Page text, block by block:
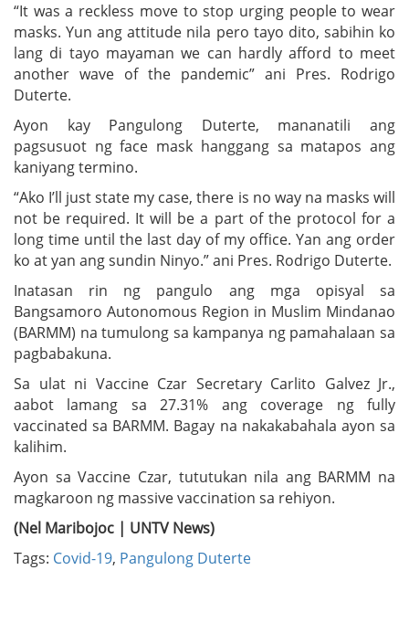
“It was a reckless move to stop urging people to wear
masks. Yun ang attitude nila pero tayo dito, sabihin ko
lang di tayo mayaman we can hardly afford to meet
another wave of the pandemic” ani Pres. Rodrigo
Duterte.
Ayon kay Pangulong Duterte, mananatili ang
pagsusuot ng face mask hanggang sa matapos ang
kaniyang termino.
“Ako I’ll just state my case, there is no way na masks will
not be required. It will be a part of the protocol for a
long time until the last day of my office. Yan ang order
ko at yan ang sundin Ninyo.” ani Pres. Rodrigo Duterte.
Inatasan rin ng pangulo ang mga opisyal sa
Bangsamoro Autonomous Region in Muslim Mindanao
(BARMM) na tumulong sa kampanya ng pamahalaan sa
pagbabakuna.
Sa ulat ni Vaccine Czar Secretary Carlito Galvez Jr.,
aabot lamang sa 27.31% ang coverage ng fully
vaccinated sa BARMM. Bagay na nakakabahala ayon sa
kalihim.
Ayon sa Vaccine Czar, tututukan nila ang BARMM na
magkaroon ng massive vaccination sa rehiyon.
(Nel Maribojoc | UNTV News)
Tags: Covid-19, Pangulong Duterte